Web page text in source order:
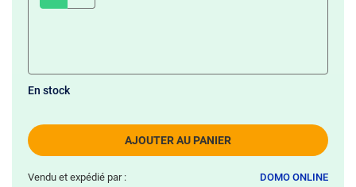
AJOUTER AU PANIER
En stock
Vendu et expédié par : DOMO ONLINE